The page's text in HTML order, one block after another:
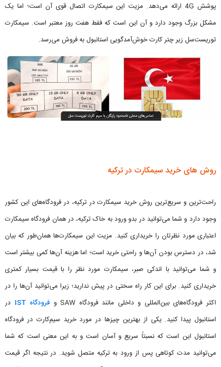
پوشش 4G ارائه می‌دهد. مزیت این سیمکارت اتصال قوی آن است؛ اما یک
مشکل بزرگ وجود دارد و آن این است که فقط هفت روز معتبر است. سیمکارت
توریست‌سل زیر چتر کارت خوش‌آمدگویی استانبول به فروش می‌رسد.
روش های خرید سیمکارت در ترکیه
راحت‌ترین و سریع‌ترین روش خرید سیمکارت در ترکیه، در فرودگاه‌های این کشور
وجود دارد و شما می‌توانید در بدو ورود به خاک ترکیه، در همان فرودگاه سیمکارت
اعتباری مورد نظرتان را خریداری کنید. مزیت این سیمکارت‌ها همان‌طور که بیان
شد، در دسترس بودن آن‌ها و راحتی خرید است؛ اما هزینه آن‌ها کمی بیشتر است
و شما می‌توانید با اندکی صبر، سیمکارت مورد نظر را با قیمت بسیار کمتری
خریداری کنید. برای این کار راه سختی در پیش ندارید؛ زیرا می‌توانید آن‌ها را در
اکثر فرودگاه‌های بین‌المللی و داخلی مانند فرودگاه SAW و
فرودگاه IST
در
استانبول پیدا کنید. یکی از بهترین چیزها در مورد خرید سیم‌کارت در فرودگاه
استانبول این است که نسبتاً سریع و آسان است و به این معنی است که شما
می‌توانید مدت کوتاهی پس از ورود به ترکیه متصل شوید. در نتیجه اگر قیمت